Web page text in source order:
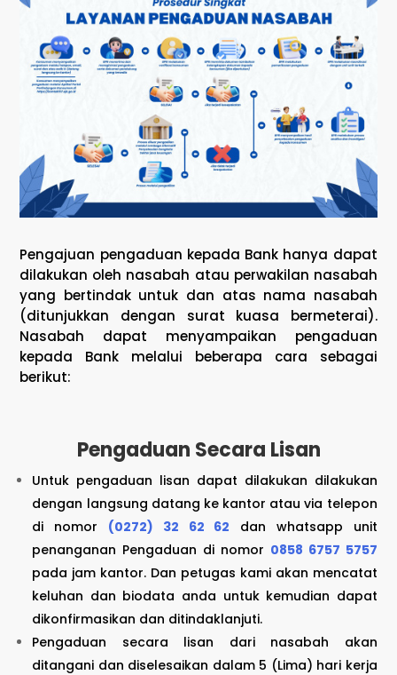
Pengajuan pengaduan kepada Bank hanya dapat
dilakukan oleh nasabah atau perwakilan nasabah
yang bertindak untuk dan atas nama nasabah
(ditunjukkan dengan surat kuasa bermeterai).
Nasabah dapat menyampaikan pengaduan
kepada Bank melalui beberapa cara sebagai
berikut:
Pengaduan Secara Lisan
Untuk pengaduan lisan dapat dilakukan dilakukan
dengan langsung datang ke kantor atau via telepon
di nomor (0272) 32 62 62 dan whatsapp unit
penanganan Pengaduan di nomor 0858 6757 5757
pada jam kantor. Dan petugas kami akan mencatat
keluhan dan biodata anda untuk kemudian dapat
dikonfirmasikan dan ditindaklanjuti.
Pengaduan secara lisan dari nasabah akan
ditangani dan diselesaikan dalam 5 (Lima) hari kerja